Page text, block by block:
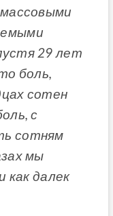
29 лет
боль,
сотен
с
сотням
мы
как далек